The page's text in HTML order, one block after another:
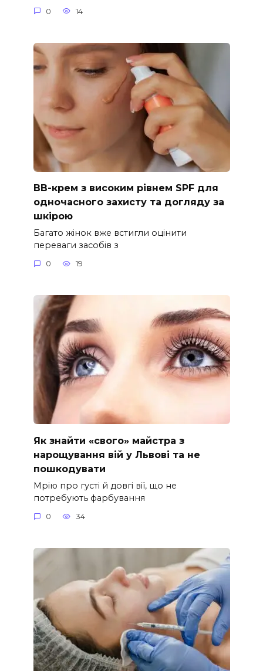
0 14
ВВ-крем з високим рівнем SPF для
одночасного захисту та догляду за
шкірою
Багато жінок вже встигли оцінити
переваги засобів з
0 19
Як знайти «свого» майстра з
нарощування вій у Львові та не
пошкодувати
Мрію про густі й довгі вії, що не
потребують фарбування
0 34